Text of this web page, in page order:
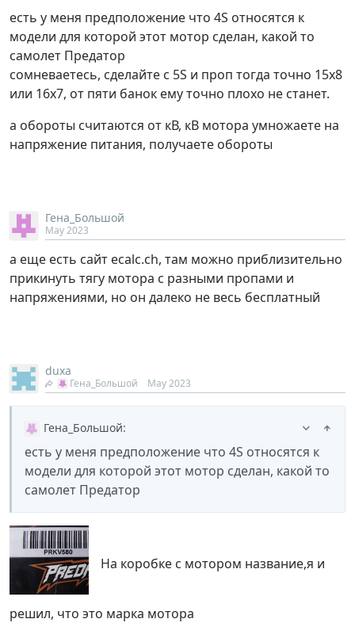
есть у меня предположение что 4S относятся к
модели для которой этот мотор сделан, какой то
самолет Предатор
сомневаетесь, сделайте с 5S и проп тогда точно 15х8
или 16х7, от пяти банок ему точно плохо не станет.
а обороты считаются от кВ, кВ мотора умножаете на
напряжение питания, получаете обороты
Гена_Большой
May 2023
а еще есть сайт ecalc.ch, там можно приблизительно
прикинуть тягу мотора с разными пропами и
напряжениями, но он далеко не весь бесплатный
duxa
Гена_Большой May 2023
Гена_Большой:
есть у меня предположение что 4S относятся к
модели для которой этот мотор сделан, какой то
самолет Предатор
На коробке с мотором название,я и
решил, что это марка мотора